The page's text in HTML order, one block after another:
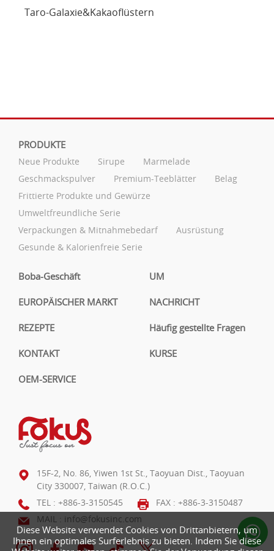
Taro-Galaxie&Kakaoflüstern
Diese Website verwendet Cookies von Drittanbietern, um
Ihnen ein optimales Surferlebnis zu bieten. Indem Sie diese
PRODUKTE
Neue Produkte Sirupe
Marmelade
Geschmackspulver
Premium-Teeblätter
Belag
Frittierte Produkte und Gewürze
Umweltfreundliche Serie
Verpackungen & Mitnahmebedarf
Ausrüstung
Gesunde & Kalorienfreie Serie
Boba-Geschäft UM
EUROPÄISCHER MARKT NACHRICHT
REZEPTE Häufig gestellte Fragen
KONTAKT KURSE
OEM-SERVICE
15F-2, No. 86, Yiwen 1st St., Taoyuan Dist., Taoyuan
City 330007, Taiwan (R.O.C.)
TEL : +886-3-3150545
FAX : +886-3-3150487
MAIL : info@fokusinc.com